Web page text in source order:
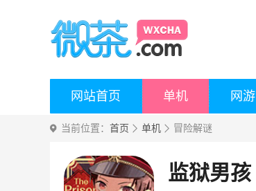
网站首页 单机 网游
当前位置： 首页 单机 冒险解谜
监狱男孩